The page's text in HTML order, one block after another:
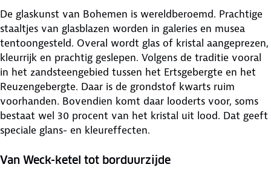
De glaskunst van Bohemen is wereldberoemd. Prachtige
staaltjes van glasblazen worden in galeries en musea
tentoongesteld. Overal wordt glas of kristal aangeprezen,
kleurrijk en prachtig geslepen. Volgens de traditie vooral
in het zandsteengebied tussen het Ertsgebergte en het
Reuzengebergte. Daar is de grondstof kwarts ruim
voorhanden. Bovendien komt daar looderts voor, soms
bestaat wel 30 procent van het kristal uit lood. Dat geeft
speciale glans- en kleureffecten.
Van Weck-ketel tot borduurzijde